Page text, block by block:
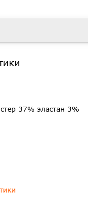
37% эластан 3%